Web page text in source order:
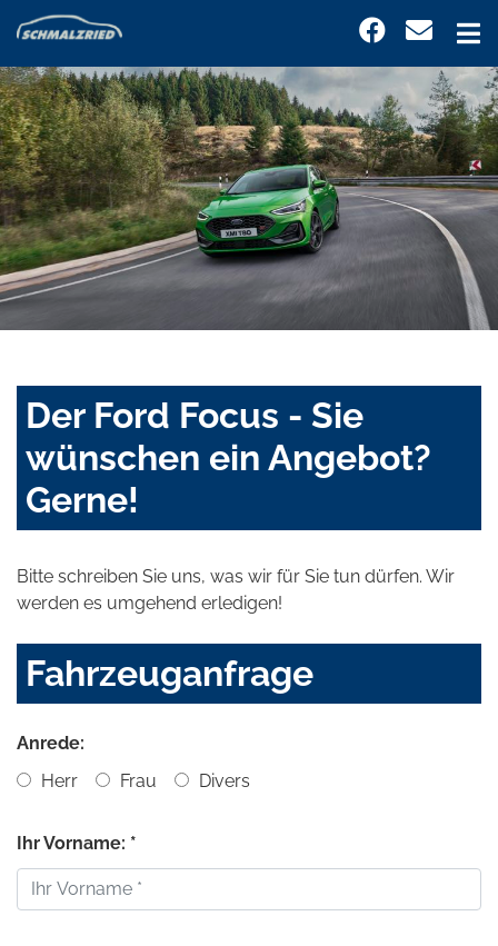
Der Ford Focus - Sie
wünschen ein Angebot?
Gerne!
Bitte schreiben Sie uns, was wir für Sie tun dürfen. Wir
werden es umgehend erledigen!
Fahrzeuganfrage
Anrede:
Herr
Frau Divers
Ihr Vorname: *